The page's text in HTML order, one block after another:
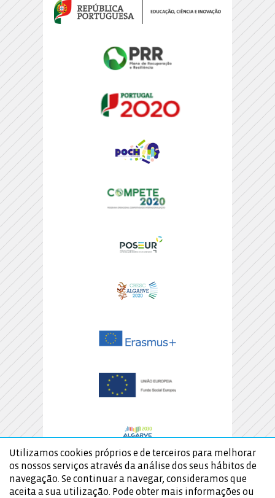
Utilizamos cookies próprios e de terceiros para melhorar
os nossos serviços através da análise dos seus hábitos de
navegação. Se continuar a navegar, consideramos que
aceita a sua utilização. Pode obter mais informações ou